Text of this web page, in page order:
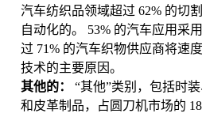
汽车纺织品领域超过 62% 的切
自动化的。 53% 的汽车应用采
过 71% 的汽车织物供应商将速
技术的主要原因。
其他的： “其他”类别，包括时装
和皮革制品，占圆刀机市场的